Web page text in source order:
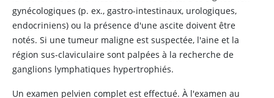
gynécologiques (p. ex., gastro-intestinaux, urologiques,
endocriniens) ou la présence d'une ascite doivent être
notés. Si une tumeur maligne est suspectée, l'aine et la
région sus-claviculaire sont palpées à la recherche de
ganglions lymphatiques hypertrophiés.
Un examen pelvien complet est effectué. À l'examen au